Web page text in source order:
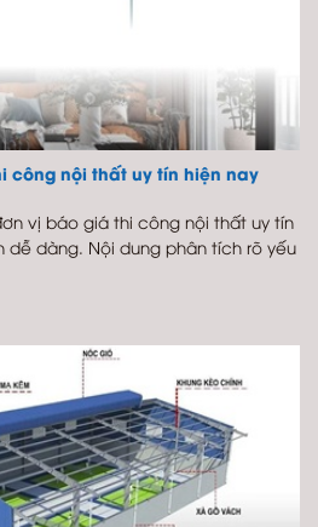
công nội thất uy tín hiện nay
vị báo giá thi công nội thất uy tín
dễ dàng. Nội dung phân tích rõ yếu